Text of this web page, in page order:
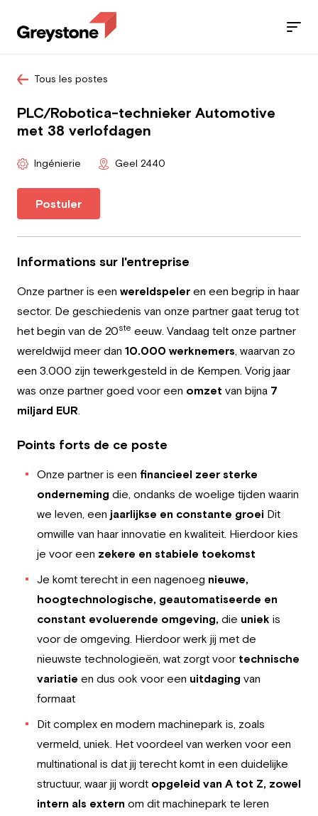
Travailleur
Employeur
À propos de nous
Jobs
Nos services
Secteurs
Blog
Tous les postes
PLC/Robotica-technieker Automotive
met 38 verlofdagen
Ingénierie Geel 2440
Postuler
Informations sur l'entreprise
Onze partner is een wereldspeler en een begrip in haar
sector. De geschiedenis van onze partner gaat terug tot
het begin van de 20ste eeuw. Vandaag telt onze partner
wereldwijd meer dan 10.000 werknemers, waarvan zo
een 3.000 zijn tewerkgesteld in de Kempen. Vorig jaar
was onze partner goed voor een omzet van bijna 7
miljard EUR.
Points forts de ce poste
Onze partner is een financieel zeer sterke
onderneming die, ondanks de woelige tijden waarin
we leven, een jaarlijkse en constante groei Dit
omwille van haar innovatie en kwaliteit. Hierdoor kies
je voor een zekere en stabiele toekomst
Je komt terecht in een nagenoeg nieuwe,
hoogtechnologische, geautomatiseerde en
constant evoluerende omgeving, die uniek is
voor de omgeving. Hierdoor werk jij met de
nieuwste technologieën, wat zorgt voor technische
variatie en dus ook voor een uitdaging van
formaat
Dit complex en modern machinepark is, zoals
vermeld, uniek. Het voordeel van werken voor een
multinational is dat jij terecht komt in een duidelijke
structuur, waar jij wordt opgeleid van A tot Z, zowel
intern als extern om dit machinepark te leren